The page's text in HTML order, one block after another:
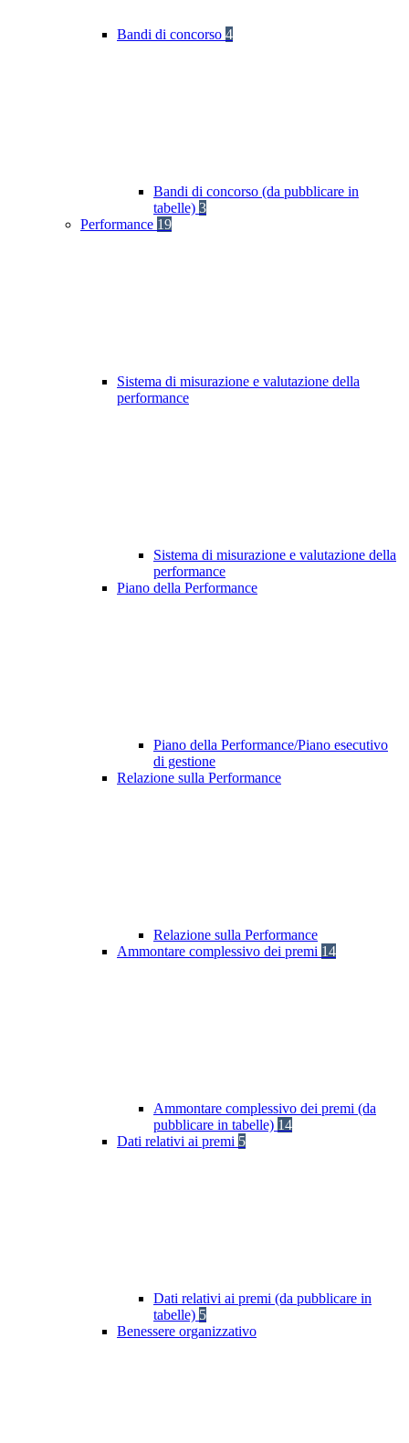
Bandi di concorso 4
Bandi di concorso (da pubblicare in
tabelle) 3
Performance 19
Sistema di misurazione e valutazione della
performance
Sistema di misurazione e valutazione della
performance
Piano della Performance
Piano della Performance/Piano esecutivo
di gestione
Relazione sulla Performance
Relazione sulla Performance
Ammontare complessivo dei premi 14
Ammontare complessivo dei premi (da
pubblicare in tabelle) 14
Dati relativi ai premi 5
Dati relativi ai premi (da pubblicare in
tabelle) 5
Benessere organizzativo